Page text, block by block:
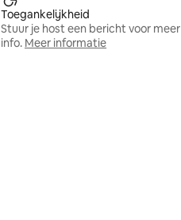
Toegankelijkheid
Stuur je host een bericht voor meer
info. Meer informatie